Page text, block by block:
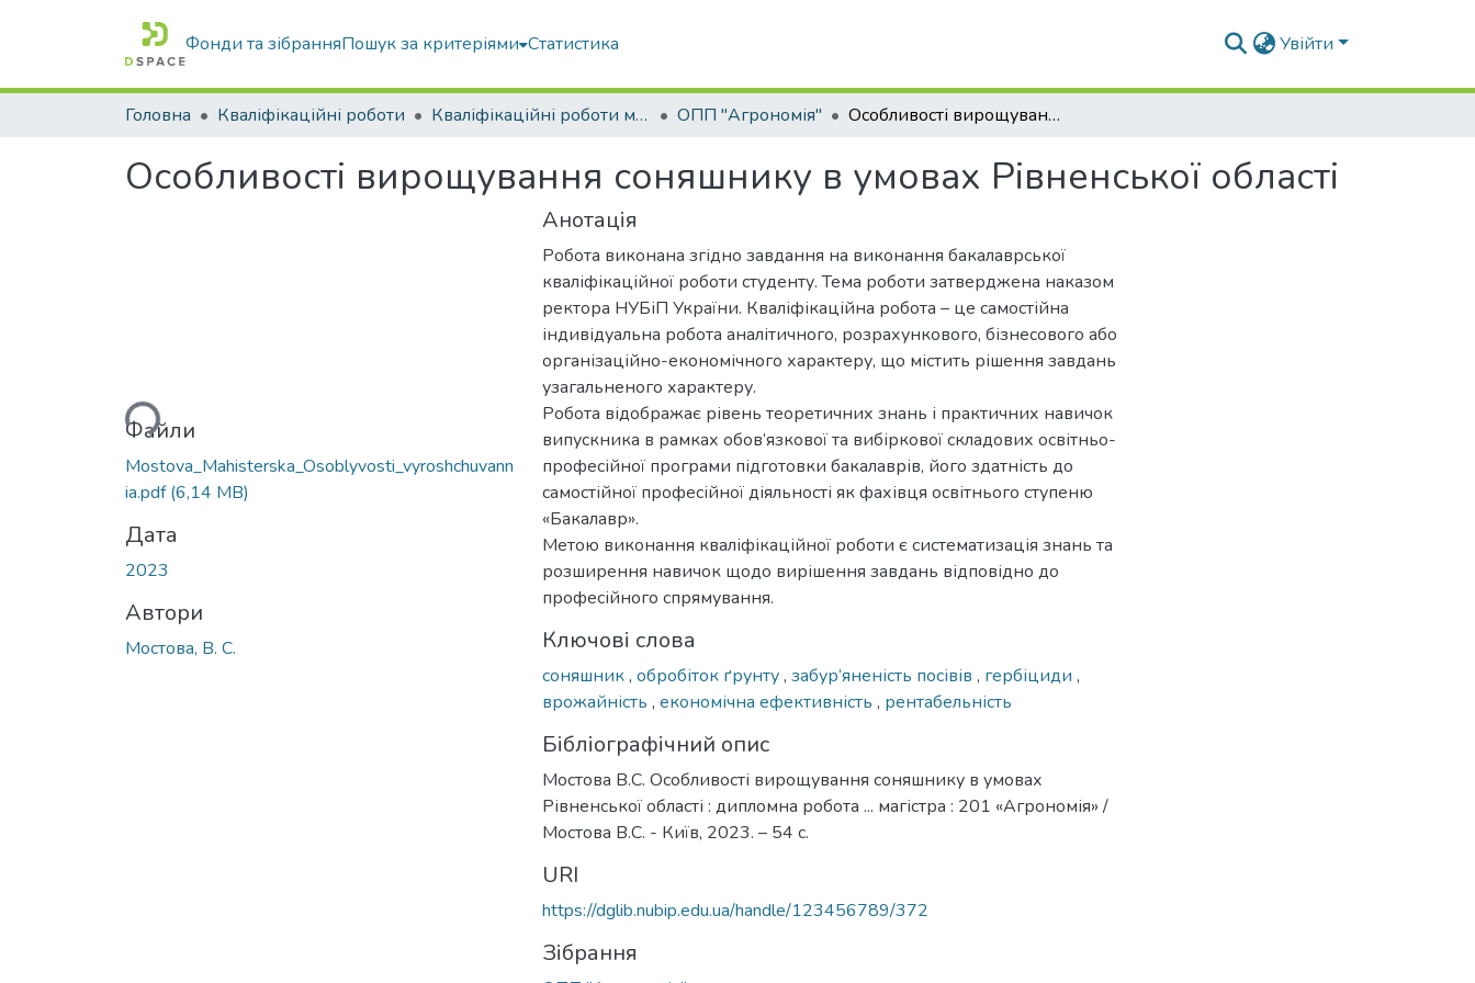
Фонди та зібранняПошук за критеріями Статистика Увійти
Головна Кваліфікаційні роботи Кваліфікаційні роботи магістрів ОПП "Агрономія" Особливості вирощування соняшнику в умовах Рівненської області
Особливості вирощування соняшнику в умовах Рівненської області
Вантажиться...Файли
Mostova_Mahisterska_Osoblyvosti_vyroshchuvann
ia.pdf(6,14 MB)
Дата
2023
Автори
Мостова, В. С.
Анотація
Робота виконана згідно завдання на виконання бакалаврської
кваліфікаційної роботи студенту. Тема роботи затверджена наказом
ректора НУБіП України. Кваліфікаційна робота – це самостійна
індивідуальна робота аналітичного, розрахункового, бізнесового або
організаційно-економічного характеру, що містить рішення завдань
узагальненого характеру.
Робота відображає рівень теоретичних знань і практичних навичок
випускника в рамках обов’язкової та вибіркової складових освітньо-
професійної програми підготовки бакалаврів, його здатність до
самостійної професійної діяльності як фахівця освітнього ступеню
«Бакалавр».
Метою виконання кваліфікаційної роботи є систематизація знань та
розширення навичок щодо вирішення завдань відповідно до
професійного спрямування.
Ключові слова
соняшник, обробіток ґрунту, забур’яненість посівів , гербіциди ,
врожайність , економічна ефективність , рентабельність
Бібліографічний опис
Мостова В.С. Особливості вирощування соняшнику в умовах
Рівненської області : дипломна робота ... магістра : 201 «Агрономія» /
Мостова В.С. - Київ, 2023. – 54 с.
URI
https://dglib.nubip.edu.ua/handle/123456789/372
Зібрання